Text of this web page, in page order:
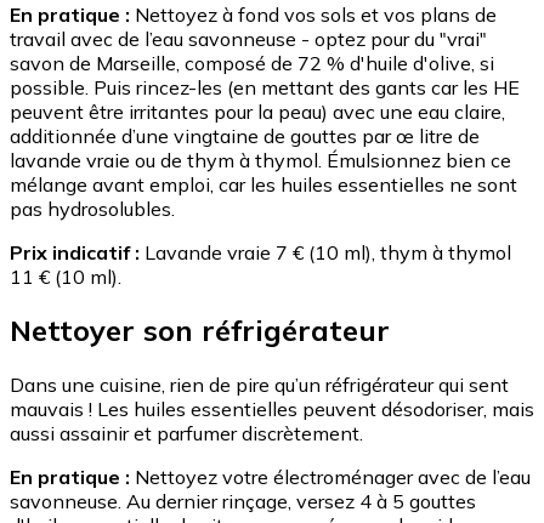
En pratique : Nettoyez à fond vos sols et vos plans de
travail avec de l’eau savonneuse - optez pour du "vrai"
savon de Marseille, composé de 72 % d'huile d'olive, si
possible. Puis rincez-les (en mettant des gants car les HE
peuvent être irritantes pour la peau) avec une eau claire,
additionnée d’une vingtaine de gouttes par œ litre de
lavande vraie ou de thym à thymol. Émulsionnez bien ce
mélange avant emploi, car les huiles essentielles ne sont
pas hydrosolubles.
Prix indicatif : Lavande vraie 7 € (10 ml), thym à thymol
11 € (10 ml).
Nettoyer son réfrigérateur
Dans une cuisine, rien de pire qu’un réfrigérateur qui sent
mauvais ! Les huiles essentielles peuvent désodoriser, mais
aussi assainir et parfumer discrètement.
En pratique : Nettoyez votre électroménager avec de l’eau
savonneuse. Au dernier rinçage, versez 4 à 5 gouttes